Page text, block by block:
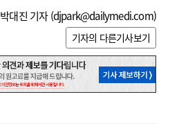
박대진 기자 (djpark@dailymedi.com)
기자의 다른기사보기